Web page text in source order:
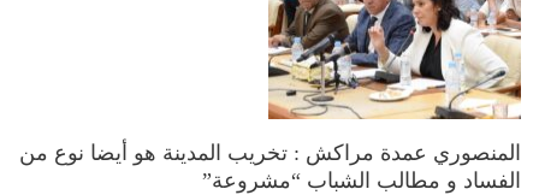
المنصوري عمدة مراكش : تخريب المدينة هو أيضا نوع من
الفساد و مطالب الشباب “مشروعة”